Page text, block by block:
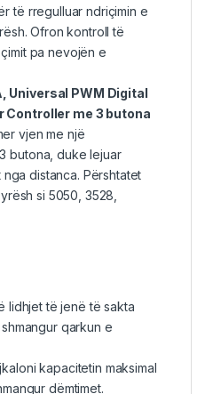
të rregulluar ndriçimin e
Ofron kontroll të
pa nevojën e
Universal PWM Digital
Controller me 3 butona
vjen me një
butona, duke lejuar
distanca. Përshtatet
si 5050, 3528,
lidhjet të jenë të sakta
qarkun e
kapacitetin maksimal
dëmtimet.